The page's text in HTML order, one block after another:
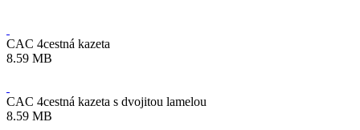
CAC 4cestná kazeta
8.59 MB
CAC 4cestná kazeta s dvojitou lamelou
8.59 MB